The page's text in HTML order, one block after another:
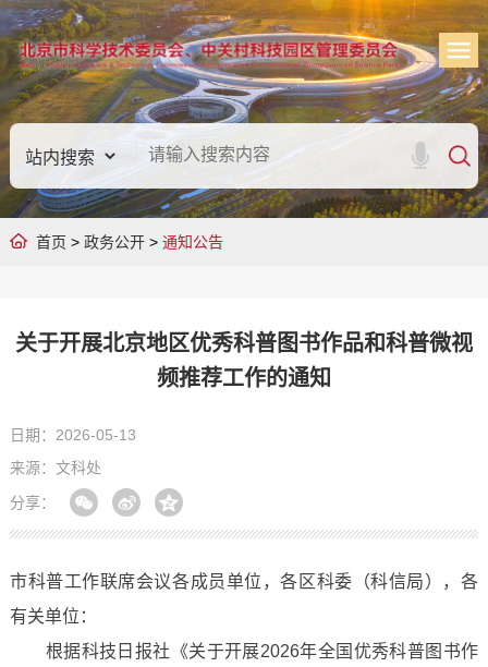
首页 > 政务公开> 通知公告
关于开展北京地区优秀科普图书作品和科普微视
频推荐工作的通知
日期：2026-05-13
来源：文科处
分享：
市科普工作联席会议各成员单位，各区科委（科信局），各
有关单位：
根据科技日报社《关于开展2026年全国优秀科普图书作